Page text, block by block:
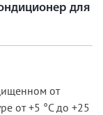
для
от
от +5 °C до +25